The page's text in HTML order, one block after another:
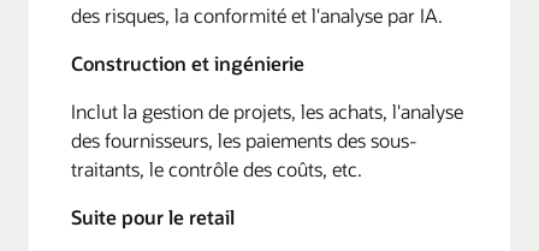
des risques, la conformité et l'analyse par IA.
Construction et ingénierie
Inclut la gestion de projets, les achats, l'analyse
des fournisseurs, les paiements des sous-
traitants, le contrôle des coûts, etc.
Suite pour le retail